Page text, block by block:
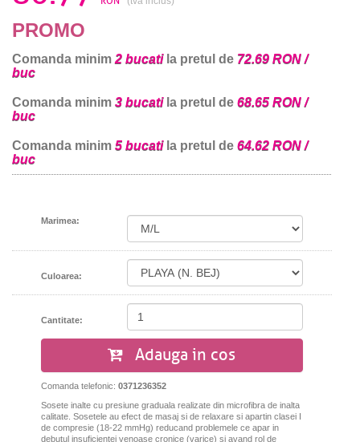
PROMO
Comanda minim 2 bucatila pretul de 72.69 RON /
buc
Comanda minim 3 bucatila pretul de 68.65 RON /
buc
Comanda minim 5 bucatila pretul de 64.62 RON /
buc
Marimea:
Culoarea:
Cantitate:
Adauga in cos
Comanda telefonic: 0371236352
Sosete inalte cu presiune graduala realizate din microfibra de inalta
calitate. Sosetele au efect de masaj si de relaxare si apartin clasei I
de compresie (18-22 mmHg) reducand problemele ce apar in
debutul insuficientei venoase cronice (varice) si avand rol de